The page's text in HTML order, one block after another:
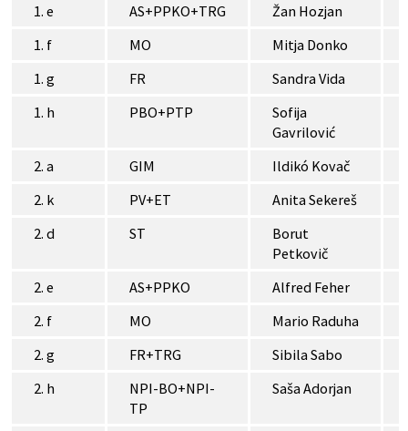
1. e AS+PPKO+TRG Žan Hozjan
1. f
MO Mitja Donko
1. g
FR Sandra Vida
1. h
PBO+PTP
Sofija
Gavrilović
2. a GIM Ildikó Kovač
2. k
PV+ET Anita Sekereš
2. d
ST
Borut
Petkovič
2. e AS+PPKO Alfred Feher
2. f
MO Mario Raduha
2. g
FR+TRG Sibila Sabo
2. h
NPI-BO+NPI-
TP
Saša Adorjan